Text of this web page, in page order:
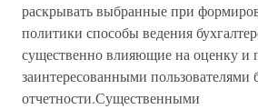
раскрывать выбранные при
политики способы ведения
существенно влияющие на оценку и
заинтересованными пользователями
отчетности.Существенными